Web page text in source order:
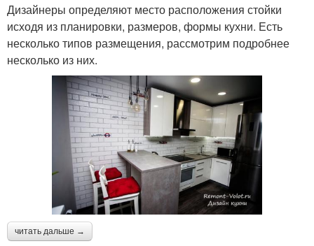
Дизайнеры определяют место расположения стойки
исходя из планировки, размеров, формы кухни. Есть
несколько типов размещения, рассмотрим подробнее
несколько из них.
читать дальше →